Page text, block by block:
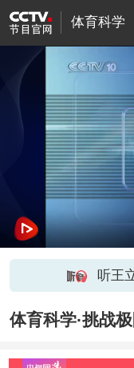
体育科学
听王
体育科学·挑战